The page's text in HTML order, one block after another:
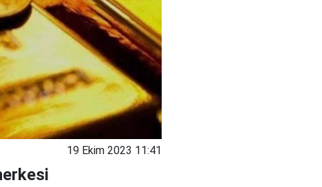
19 Ekim 2023 11:41